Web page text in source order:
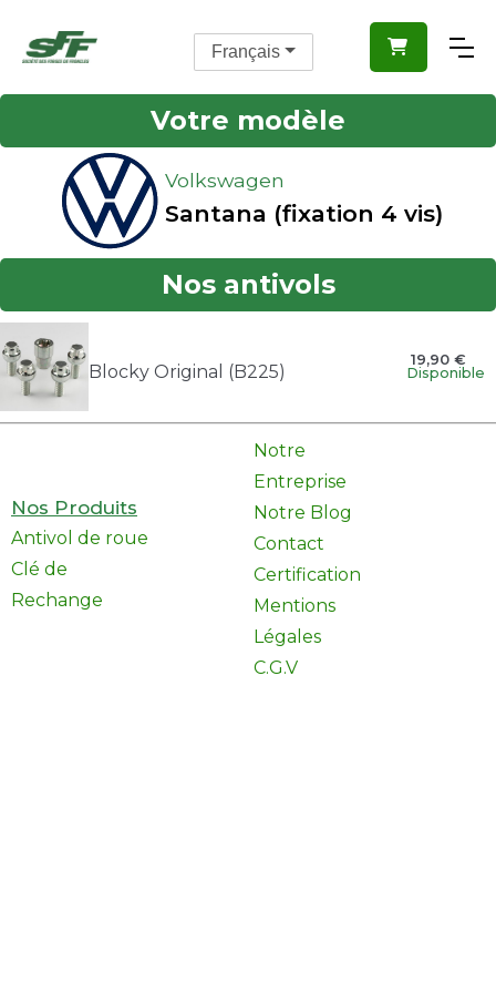

Votre modèle
Volkswagen
Santana (fixation 4 vis)
Nos antivols
Blocky Original (B225)
19,90 €
Disponible
Nos Produits
Antivol de roue
Clé de
Rechange
Notre
Entreprise
Notre Blog
Contact
Certification
Mentions
Légales
C.G.V
Français